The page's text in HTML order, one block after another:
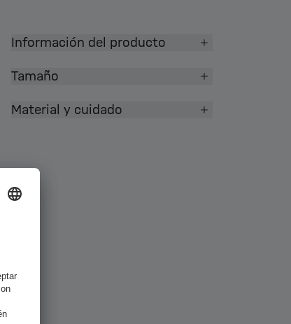
Información del producto
Tamaño
Material y cuidado